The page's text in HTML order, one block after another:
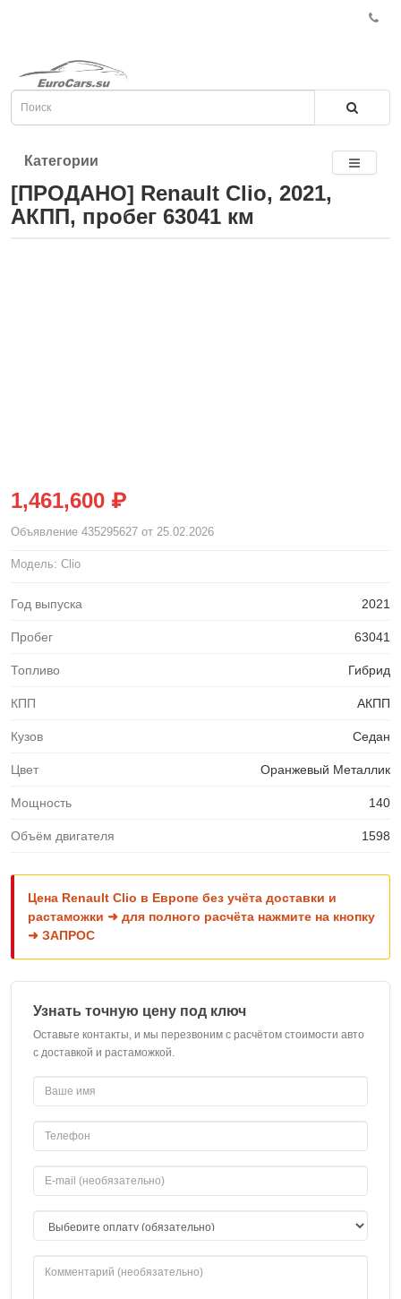
Категории
[ПРОДАНО] Renault Clio, 2021,
АКПП, пробег 63041 км
1,461,600 ₽
Объявление 435295627 от 25.02.2026
Модель: Clio
Год выпуска 2021
Пробег 63041
Топливо Гибрид
КПП АКПП
Кузов Седан
Цвет Оранжевый Металлик
Мощность 140
Объём двигателя 1598
Цена Renault Clio в Европе без учёта доставки и
растаможки ➜ для полного расчёта нажмите на кнопку
➜ ЗАПРОС
Узнать точную цену под ключ
Оставьте контакты, и мы перезвоним с расчётом стоимости авто
с доставкой и растаможкой.